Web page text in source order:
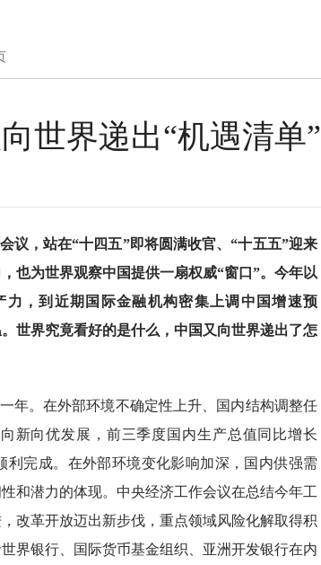
世界递出“机遇清单”
议，站在“十四五”即将圆满收官、“十五五”迎来
也为世界观察中国提供一扇权威“窗口”。今年以
，到近期国际金融机构密集上调中国增速预
世界究竟看好的是什么，中国又向世界递出了怎
年。在外部环境不确定性上升、国内结构调整任
新向优发展，前三季度国内生产总值同比增长
利完成。在外部环境变化影响加深，国内供强需
和潜力的体现。中央经济工作会议在总结今年工
改革开放迈出新步伐，重点领域风险化解取得积
界银行、国际货币基金组织、亚洲开发银行在内